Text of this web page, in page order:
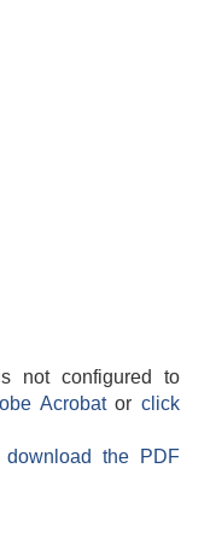
not configured to
Acrobatorclick
the PDF